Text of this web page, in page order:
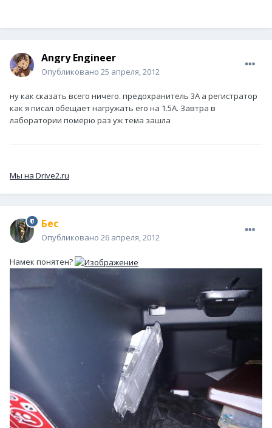
Angry Engineer
Опубликовано 25 апреля, 2012
ну как сказать всего ничего. предохранитель 3А а регистратор
как я писал обещает нагружать его на 1.5А. Завтра в
лаборатории померю раз уж тема зашла
Мы на Drive2.ru
Бес
Опубликовано 26 апреля, 2012
Намек понятен?